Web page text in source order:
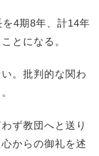
を4期8年、計14年
とになる。
。批判的な関わ
ず教団へと送り
からの御礼を述